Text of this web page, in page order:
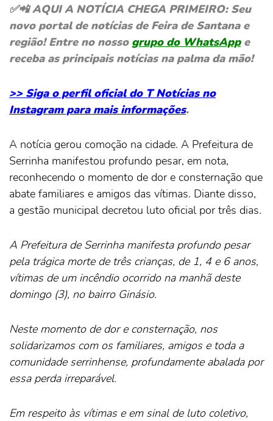
✅📲 AQUI A NOTÍCIA CHEGA PRIMEIRO: Seu
novo portal de notícias de Feira de Santana e
região! Entre no nosso grupo do WhatsAppe
receba as principais notícias na palma da mão!
>> Siga o perfil oficial do T Notícias no
Instagram para mais informações.
A notícia gerou comoção na cidade. A Prefeitura de
Serrinha manifestou profundo pesar, em nota,
reconhecendo o momento de dor e consternação que
abate familiares e amigos das vítimas. Diante disso,
a gestão municipal decretou luto oficial por três dias.
A Prefeitura de Serrinha manifesta profundo pesar
pela trágica morte de três crianças, de 1, 4 e 6 anos,
vítimas de um incêndio ocorrido na manhã deste
domingo (3), no bairro Ginásio.
Neste momento de dor e consternação, nos
solidarizamos com os familiares, amigos e toda a
comunidade serrinhense, profundamente abalada por
essa perda irreparável.
Em respeito às vítimas e em sinal de luto coletivo,